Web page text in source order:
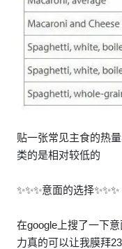
贴一张常见主食的热
类的是相对较低的
✨✨✨意面的选择✨✨✨
在google上搜了一下
力真的可以让我膜拜